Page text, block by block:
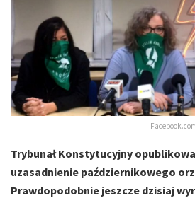
Trybunał Konstytucyjny
uzasadnienie październikowego
Prawdopodobnie jeszcze dzisiaj